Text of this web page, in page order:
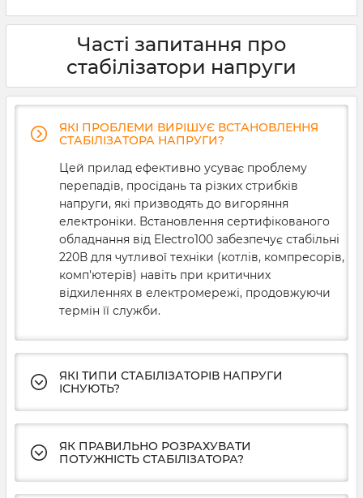
Часті запитання про
стабілізатори напруги
ЯКІ ПРОБЛЕМИ ВИРІШУЄ ВСТАНОВЛЕННЯ
СТАБІЛІЗАТОРА НАПРУГИ?
Цей прилад ефективно усуває проблему
перепадів, просідань та різких стрибків
напруги, які призводять до вигоряння
електроніки. Встановлення сертифікованого
обладнання від Electro100 забезпечує стабільні
220В для чутливої техніки (котлів, компресорів,
комп'ютерів) навіть при критичних
відхиленнях в електромережі, продовжуючи
термін її служби.
ЯКІ ТИПИ СТАБІЛІЗАТОРІВ НАПРУГИ
ІСНУЮТЬ?
ЯК ПРАВИЛЬНО РОЗРАХУВАТИ
ПОТУЖНІСТЬ СТАБІЛІЗАТОРА?